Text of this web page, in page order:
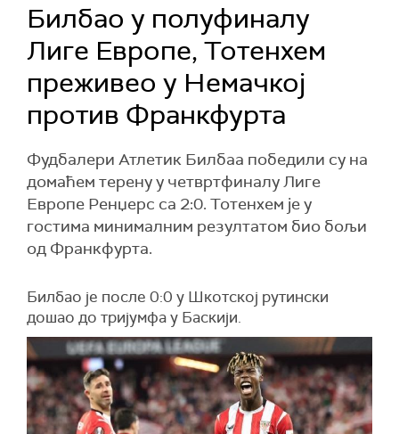
Билбао у полуфиналу
Лиге Европе, Тотенхем
преживео у Немачкој
против Франкфурта
Фудбалери Атлетик Билбаа победили су на
домаћем терену у четвртфиналу Лиге
Европе Ренџерс са 2:0. Тотенхем је у
гостима минималним резултатом био бољи
од Франкфурта.
Билбао је после 0:0 у Шкотској рутински
дошао до тријумфа у Баскији.